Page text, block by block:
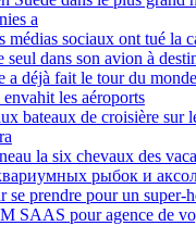
a
médias sociaux ont tué la
seul dans son avion à
a déjà fait le tour du monde
les aéroports
bateaux de croisière sur
la six chevaux des
рыбок и
se prendre pour un super-
SAAS pour agence de